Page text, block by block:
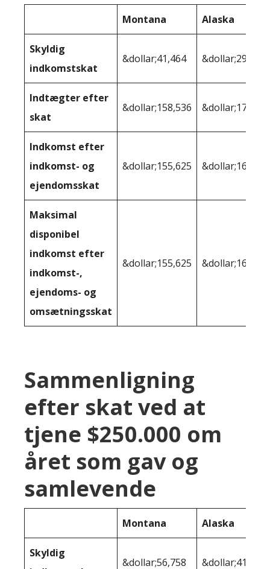
Montana Alaska
Skyldig
indkomstskat
&dollar;41,464 &dollar;29,536
Indtægter efter
skat
&dollar;158,536
Indkomst efter
indkomst- og
ejendomsskat
&dollar;155,625
Maksimal
disponibel
indkomst efter
indkomst-,
ejendoms- og
omsætningsskat
&dollar;155,625
Sammenligning
efter skat ved at
tjene $250.000 om
året som gav og
samlevende
Montana Alaska
Skyldig
&dollar;56,758 &dollar;41.455